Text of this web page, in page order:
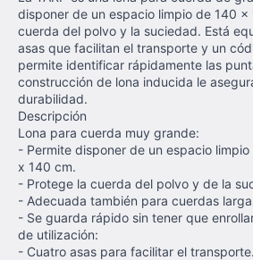
disponer de un espacio limpio de 140
cuerda del polvo y la suciedad. Está
asas que facilitan el transporte y un
permite identificar rápidamente las
construcción de lona inducida le
durabilidad.
Descripción
Lona para cuerda muy grande:
- Permite disponer de un espacio
x 140 cm.
- Protege la cuerda del polvo y de la
- Adecuada también para cuerdas
- Se guarda rápido sin tener que
de utilización:
- Cuatro asas para facilitar el transporte.